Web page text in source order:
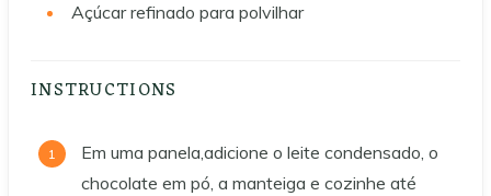
Açúcar refinado para polvilhar
INSTRUCTIONS
Em uma panela,adicione o leite condensado, o
chocolate em pó, a manteiga e cozinhe até